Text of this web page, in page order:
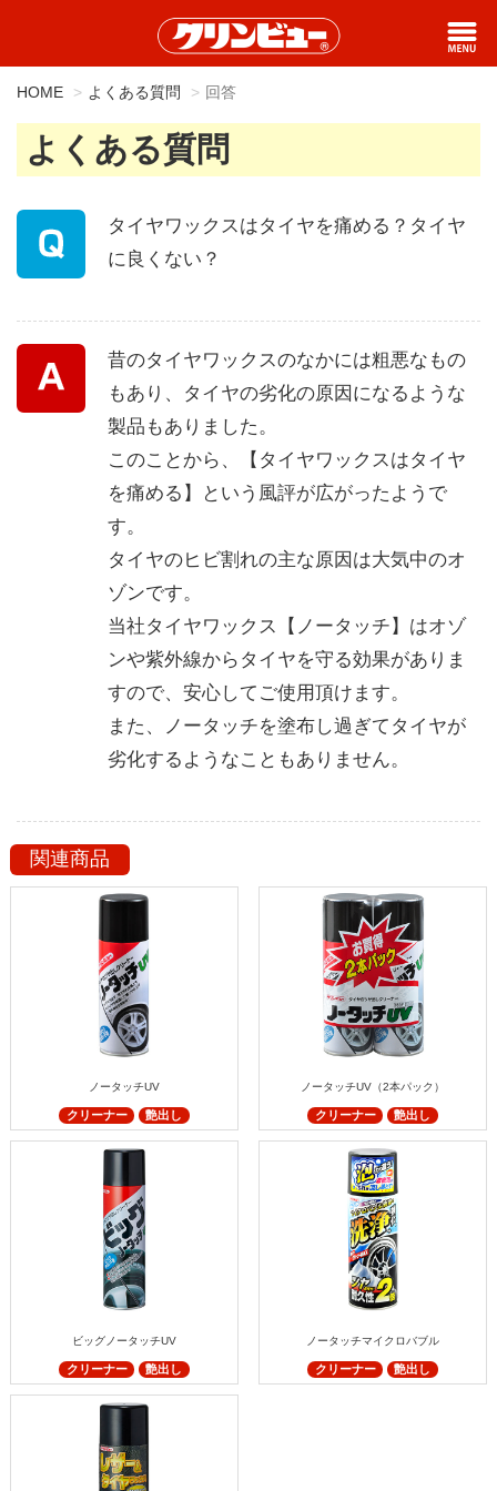
HOME よくある質問 回答
よくある質問
タイヤワックスはタイヤを痛める？タイヤ
に良くない？
昔のタイヤワックスのなかには粗悪なもの
もあり、タイヤの劣化の原因になるような
製品もありました。
このことから、【タイヤワックスはタイヤ
を痛める】という風評が広がったようで
す。
タイヤのヒビ割れの主な原因は大気中のオ
ゾンです。
当社タイヤワックス【ノータッチ】はオゾ
ンや紫外線からタイヤを守る効果がありま
すので、安心してご使用頂けます。
また、ノータッチを塗布し過ぎてタイヤが
劣化するようなこともありません。
関連商品
ノータッチUV
クリーナー 艶出し
ノータッチUV（2本パック）
クリーナー 艶出し
ビッグノータッチUV
クリーナー 艶出し
ノータッチマイクロバブル
クリーナー 艶出し